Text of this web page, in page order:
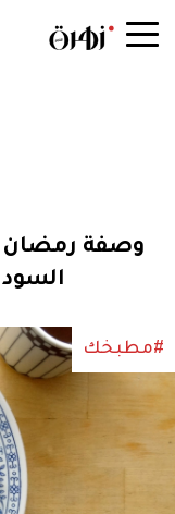
وصفة رمضان..
#مطبخك